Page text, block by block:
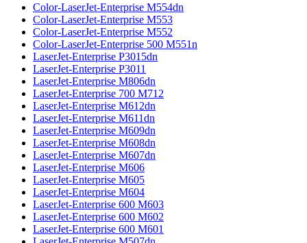
Color-LaserJet-Enterprise M554dn
Color-LaserJet-Enterprise M553
Color-LaserJet-Enterprise M552
Color-LaserJet-Enterprise 500 M551n
LaserJet-Enterprise P3015dn
LaserJet-Enterprise P3011
LaserJet-Enterprise M806dn
LaserJet-Enterprise 700 M712
LaserJet-Enterprise M612dn
LaserJet-Enterprise M611dn
LaserJet-Enterprise M609dn
LaserJet-Enterprise M608dn
LaserJet-Enterprise M607dn
LaserJet-Enterprise M606
LaserJet-Enterprise M605
LaserJet-Enterprise M604
LaserJet-Enterprise 600 M603
LaserJet-Enterprise 600 M602
LaserJet-Enterprise 600 M601